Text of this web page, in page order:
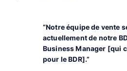
“Notre équipe de vente
actuellement de notre
Business Manager [qui
pour le BDR].”